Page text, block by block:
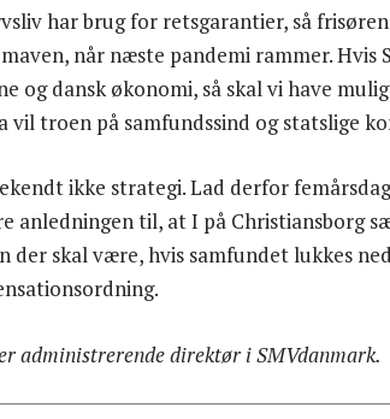
har brug for retsgarantier, så
når næste pandemi rammer. Hvis
og dansk økonomi, så skal vi have
vil troen på samfundssind og statslige
ikke strategi. Lad derfor
anledningen til, at I på Christiansborg
der skal være, hvis samfundet lukkes
administrerende direktør i SMVdanmark.